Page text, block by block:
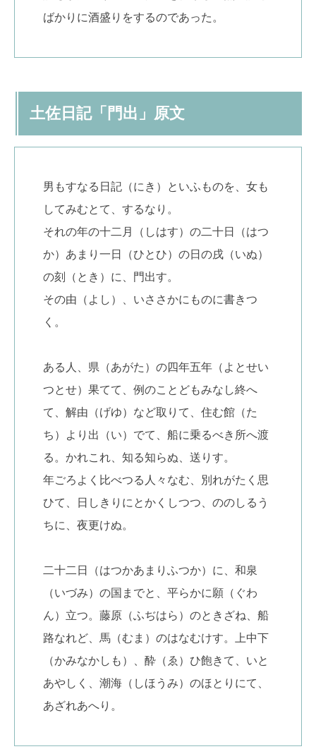
ばかりに酒盛りをするのであった。
土佐日記「門出」原文
男もすなる日記（にき）といふものを、女も
してみむとて、するなり。
それの年の十二月（しはす）の二十日（はつ
か）あまり一日（ひとひ）の日の戌（いぬ）
の刻（とき）に、門出す。
その由（よし）、いささかにものに書きつ
く。
ある人、県（あがた）の四年五年（よとせい
つとせ）果てて、例のことどもみなし終へ
て、解由（げゆ）など取りて、住む館（た
ち）より出（い）でて、船に乗るべき所へ渡
る。かれこれ、知る知らぬ、送りす。
年ごろよく比べつる人々なむ、別れがたく思
ひて、日しきりにとかくしつつ、ののしるう
ちに、夜更けぬ。
二十二日（はつかあまりふつか）に、和泉
（いづみ）の国までと、平らかに願（ぐわ
ん）立つ。藤原（ふぢはら）のときざね、船
路なれど、馬（むま）のはなむけす。上中下
（かみなかしも）、酔（ゑ）ひ飽きて、いと
あやしく、潮海（しほうみ）のほとりにて、
あざれあへり。